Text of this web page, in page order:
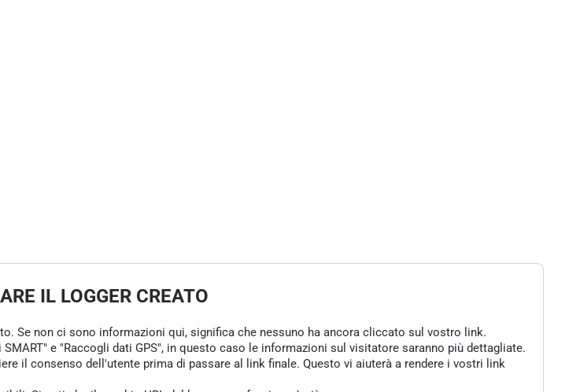
IL LOGGER CREATO
Se non ci sono informazioni qui, significa che nessuno ha ancora cliccato sul vostro link.
e "Raccogli dati GPS", in questo caso le informazioni sul visitatore saranno più dettagliate.
il consenso dell'utente prima di passare al link finale. Questo vi aiuterà a rendere i vostri link